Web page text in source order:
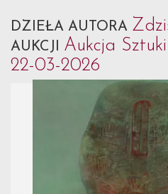
DZIEŁA AUTORA
AUKCJI Aukcja
22-03-2026